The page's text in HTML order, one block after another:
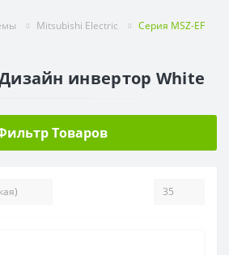
Mitsubishi Electric
Серия MSZ-EF
Дизайн инвертор White
Товаров